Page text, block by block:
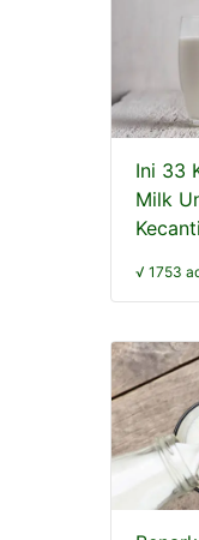
Ini 33
Milk
√ 1753